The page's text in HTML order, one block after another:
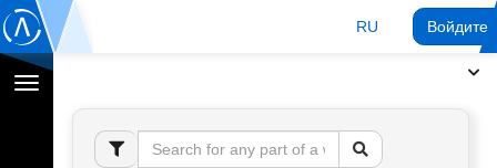
RU Войдите
Переключение
навигации